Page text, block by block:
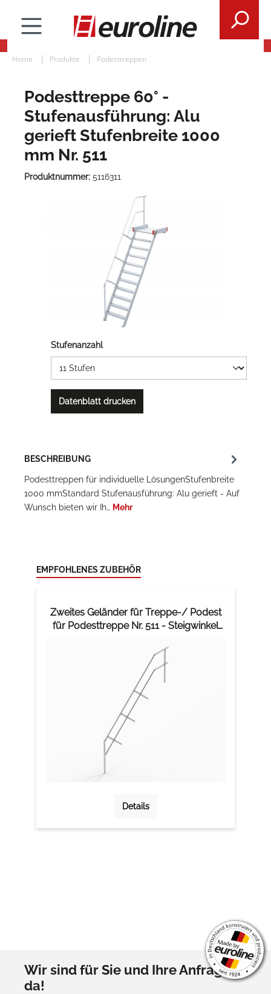
Home Produkte Podesttreppen
Podesttreppe 60° -
Stufenausführung: Alu
gerieft Stufenbreite 1000
mm Nr. 511
Produktnummer: 5116311
Stufenanzahl
Datenblatt drucken
BESCHREIBUNG
Podesttreppen für individuelle LösungenStufenbreite
1000 mmStandard Stufenausführung: Alu gerieft - Auf
Wunsch bieten wir Ih… Mehr
EMPFOHLENES ZUBEHÖR
Zweites Geländer für Treppe-/ Podest
für Podesttreppe Nr. 511 - Steigwinkel
Details
Wir sind für Sie und Ihre Anfragen
da!